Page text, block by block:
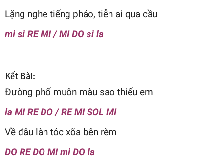
Lặng nghe tiếng pháo, tiễn ai qua cầu
mi si RE MI / MI DO si la
Kết Bài:
Đường phố muôn màu sao thiếu em
la MI RE DO / RE MI SOL MI
Về đâu làn tóc xõa bên rèm
DO RE DO MI mi DO la